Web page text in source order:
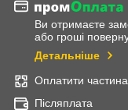
Ви отримаєте
або гроші
Детальніше
Оплатити
Післяплата